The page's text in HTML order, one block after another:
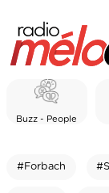
Buzz - People
#Forbach